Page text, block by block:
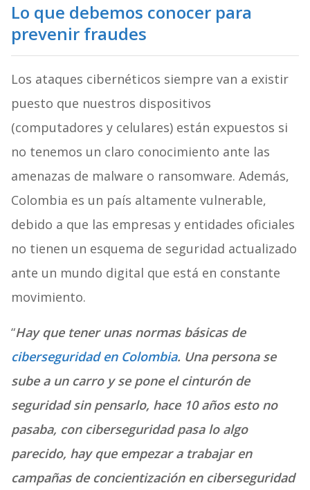
Lo que debemos conocer para
prevenir fraudes
Los ataques cibernéticos siempre van a existir
puesto que nuestros dispositivos
(computadores y celulares) están expuestos si
no tenemos un claro conocimiento ante las
amenazas de malware o ransomware. Además,
Colombia es un país altamente vulnerable,
debido a que las empresas y entidades oficiales
no tienen un esquema de seguridad actualizado
ante un mundo digital que está en constante
movimiento.
“Hay que tener unas normas básicas de
ciberseguridad en Colombia. Una persona se
sube a un carro y se pone el cinturón de
seguridad sin pensarlo, hace 10 años esto no
pasaba, con ciberseguridad pasa lo algo
parecido, hay que empezar a trabajar en
campañas de concientización en ciberseguridad